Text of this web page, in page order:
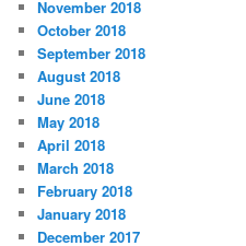
November 2018
October 2018
September 2018
August 2018
June 2018
May 2018
April 2018
March 2018
February 2018
January 2018
December 2017